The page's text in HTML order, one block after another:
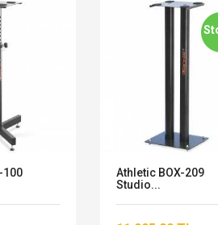
100
Athletic BOX-209
Studio...